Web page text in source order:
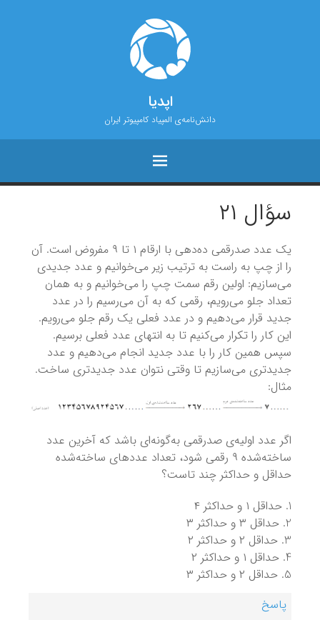
اپدیا
دانش‌نامه‌ی المپیاد کامپیوتر ایران
سؤال ۲۱
یک عدد صدرقمی ده‌دهی با ارقام ۱ تا ۹ مفروض است. آن
را از چپ به راست به ترتیب زیر می‌خوانیم و عدد جدیدی
می‌سازیم: اولین رقم سمت چپ را می‌خوانیم و به همان
تعداد جلو می‌رویم، رقمی که به آن می‌رسیم را در عدد
جدید قرار می‌دهیم و در عدد فعلی یک رقم جلو می‌رویم.
این کار را تکرار می‌کنیم تا به انتهای عدد فعلی برسیم.
سپس همین کار را با عدد جدید انجام می‌دهیم و عدد
جدیدتری می‌سازیم تا وقتی نتوان عدد جدیدتری ساخت.
مثال:
اگر عدد اولیه‌ی صدرقمی به‌گونه‌ای باشد که آخرین عدد
ساخته‌شده ۹ رقمی شود، تعداد عددهای ساخته‌شده
حداقل و حداکثر چند تاست؟
حداقل ۱ و حداکثر ۴
حداقل ۳ و حداکثر ۳
حداقل ۲ و حداکثر ۲
حداقل ۱ و حداکثر ۲
حداقل ۲ و حداکثر ۳
پاسخ